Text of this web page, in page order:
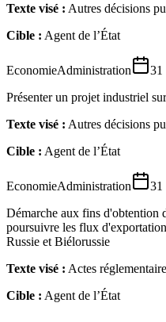
Texte visé : Autres décisions
Cible : Agent de l’État
EconomieAdministration
31
Présenter un projet industriel
Texte visé : Autres décisions
Cible : Agent de l’État
EconomieAdministration
31
Démarche aux fins d'obtention
poursuivre les flux
Russie et Biélorussie
Texte visé : Actes
Cible : Agent de l’État